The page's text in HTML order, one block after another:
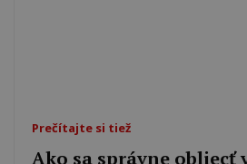
Prečítajte si tiež
Ako sa správne obliecť